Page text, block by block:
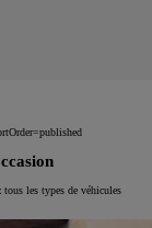
tous les types de véhicules